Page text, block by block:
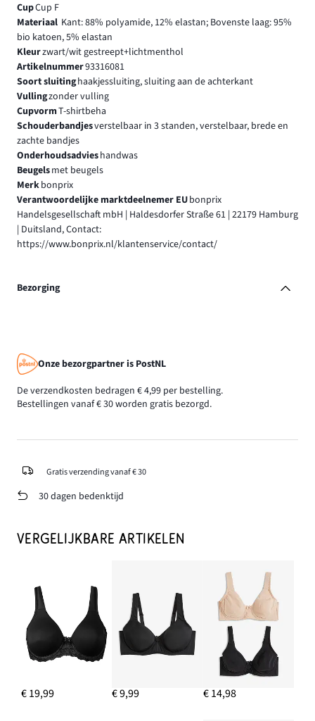
CupCup F
Materiaal Kant: 88% polyamide, 12% elastan; Bovenste laag: 95%
bio katoen, 5% elastan
Kleurzwart/wit gestreept+lichtmenthol
Artikelnummer93316081
Soort sluitinghaakjessluiting, sluiting aan de achterkant
Vullingzonder vulling
CupvormT-shirtbeha
Schouderbandjesverstelbaar in 3 standen, verstelbaar, brede en
zachte bandjes
Onderhoudsadvieshandwas
Beugelsmet beugels
Merkbonprix
Verantwoordelijke marktdeelnemer EUbonprix
Handelsgesellschaft mbH | Haldesdorfer Straße 61 | 22179 Hamburg
| Duitsland, Contact:
https://www.bonprix.nl/klantenservice/contact/
Bezorging
Onze bezorgpartner is PostNL
De verzendkosten bedragen € 4,99 per bestelling.
Bestellingen vanaf € 30 worden gratis bezorgd.
Gratis verzending vanaf € 30
30 dagen bedenktijd
VERGELIJKBARE ARTIKELEN
€ 19,99 € 9,99 € 14,98